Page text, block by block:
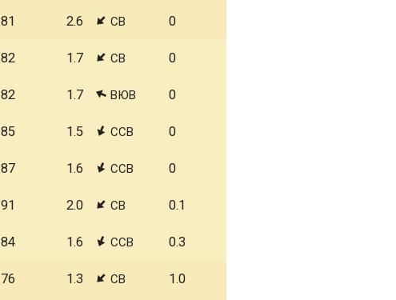
81 2.6 СВ 0
82 1.7 СВ 0
82 1.7 ВЮВ 0
85 1.5 ССВ 0
87 1.6 ССВ 0
91 2.0 СВ 0.1
84 1.6 ССВ 0.3
76 1.3 СВ 1.0